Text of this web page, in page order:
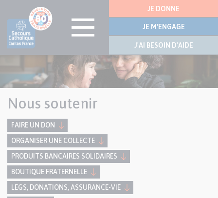
Aller
contenu
principal
latérale
JE DONNE
JE M'ENGAGE
J'AI BESOIN D'AIDE
Nous soutenir
FAIRE UN DON
ORGANISER UNE COLLECTE
PRODUITS BANCAIRES SOLIDAIRES
BOUTIQUE FRATERNELLE
LEGS, DONATIONS, ASSURANCE-VIE